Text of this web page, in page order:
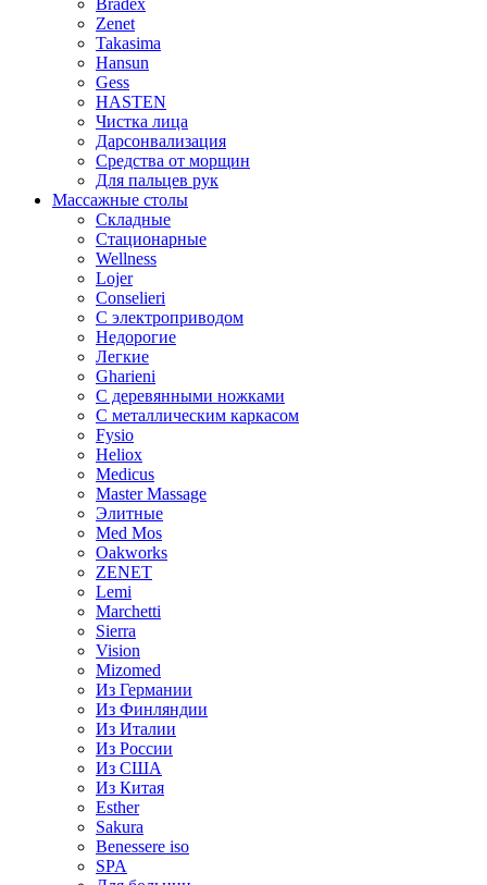
Zenet
Takasima
Hansun
Gess
HASTEN
Чистка лица
Дарсонвализация
Средства от морщин
Для пальцев рук
Массажные столы
Складные
Стационарные
Wellness
Lojer
Conselieri
С электроприводом
Недорогие
Легкие
Gharieni
С деревянными ножками
С металлическим каркасом
Fysio
Heliox
Medicus
Master Massage
Элитные
Med Mos
Oakworks
ZENET
Lemi
Marchetti
Sierra
Vision
Mizomed
Из Германии
Из Финляндии
Из Италии
Из России
Из США
Из Китая
Esther
Sakura
Benessere iso
SPA